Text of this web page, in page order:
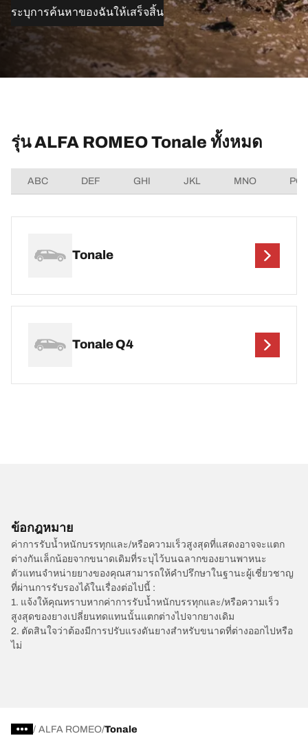
ระบุการค้นหาของฉันให้เสร็จสิ้น
รุ่น ALFA ROMEO Tonale ทั้งหมด
ABC DEF GHI JKL MNO
Tonale
Tonale Q4
ข้อกฎหมาย
ค่าการรับน้ำหนักบรรทุกและ/หรือความเร็วสูงสุดที่แสดงอาจจะแตก
ต่างกันเล็กน้อยจากขนาดเดิมที่ระบุไว้บนฉลากของยานพาหนะ
ตัวแทนจำหน่ายยางของคุณสามารถให้คำปรึกษาในฐานะผู้เชี่ยวชาญ
ที่ผ่านการรับรองได้ในเรื่องต่อไปนี้ :
1. แจ้งให้คุณทราบหากค่าการรับน้ำหนักบรรทุกและ/หรือความเร็ว
สูงสุดของยางเปลี่ยนทดแทนนั้นแตกต่างไปจากยางเดิม
2. ตัดสินใจว่าต้องมีการปรับแรงดันยางสำหรับขนาดที่ต่างออกไปหรือ
ไม่
/ ALFA ROMEO Tonale